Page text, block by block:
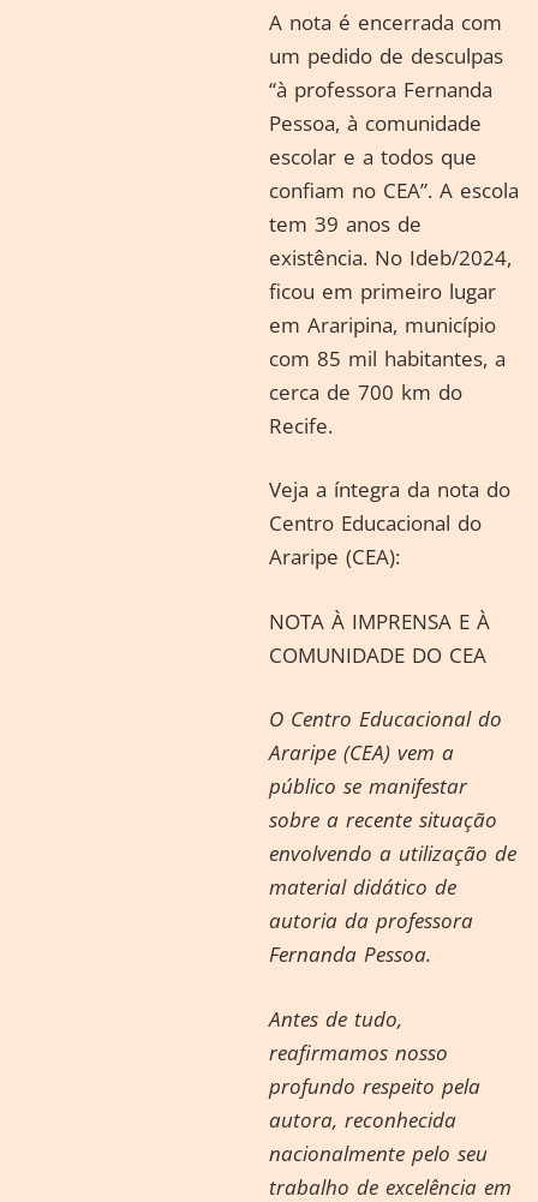
A nota é encerrada com
um pedido de desculpas
“à professora Fernanda
Pessoa, à comunidade
escolar e a todos que
confiam no CEA”. A escola
tem 39 anos de
existência. No Ideb/2024,
ficou em primeiro lugar
em Araripina, município
com 85 mil habitantes, a
cerca de 700 km do
Recife.
Veja a íntegra da nota do
Centro Educacional do
Araripe (CEA):
NOTA À IMPRENSA E À
COMUNIDADE DO CEA
O Centro Educacional do
Araripe (CEA) vem a
público se manifestar
sobre a recente situação
envolvendo a utilização de
material didático de
autoria da professora
Fernanda Pessoa.
Antes de tudo,
reafirmamos nosso
profundo respeito pela
autora, reconhecida
nacionalmente pelo seu
trabalho de excelência em